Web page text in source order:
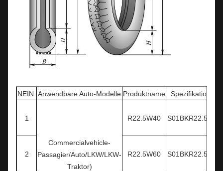
NEIN. Anwendbare Auto-Modelle Produktname Spezifikationen
1
Commercialvehicle-
Passagier/Auto/LKW/LKW-
Traktor)
R22.5W40 S01BKR22.5W40
2 R22.5W60 S01BKR22.5W60